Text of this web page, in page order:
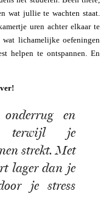
wat jullie te wachten staat.
uren achter elkaar te
lichamelijke oefeningen
helpen te ontspannen. En
en
terwijl je
strekt. Met
lager dan je
je stress